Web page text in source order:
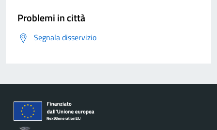
Problemi in città
Segnala disservizio